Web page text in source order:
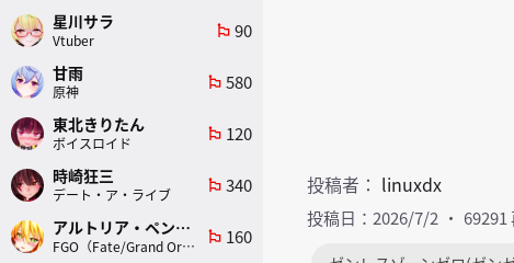
投稿者： linuxdx
投稿日：2026/7/2 69291
星川サラ
Vtuber
emoji_flags 90
甘雨
原神
emoji_flags 580
東北きりたん
ボイスロイド
emoji_flags 120
時崎狂三
デート・ア・ライブ
emoji_flags 340
アルトリア・ペンドラゴン(ランサー)
FGO（Fate/Grand Order）
emoji_flags 160